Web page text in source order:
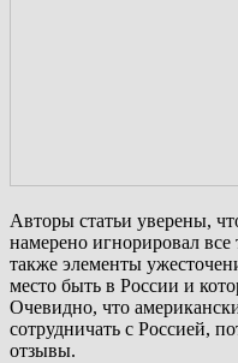
Авторы статьи уверены,
намерено игнорировал все
также элементы
место быть в России и
Очевидно, что
сотрудничать с Россией,
отзывы.